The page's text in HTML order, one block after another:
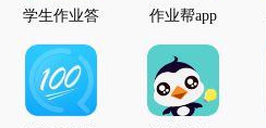
学生作业答
作业帮app